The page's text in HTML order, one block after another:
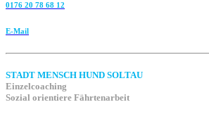
0176 20 78 68 12
E-Mail
STADT MENSCH HUND SOLTAU
Einzelcoaching
Sozial orientiere Fährtenarbeit